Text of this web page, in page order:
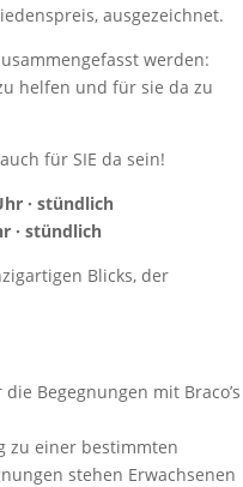
ausgezeichnet.
werden:
helfen und für sie da zu
für SIE da sein!
· stündlich
· stündlich
Blicks, der
Begegnungen mit Braco’s
zu einer bestimmten
stehen Erwachsenen